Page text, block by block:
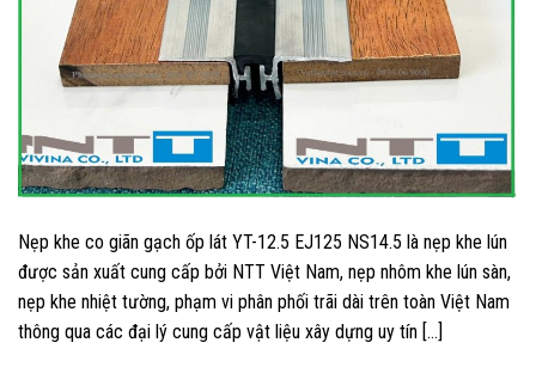
Nẹp khe co giãn gạch ốp lát YT-12.5 EJ125 NS14.5 là nẹp khe lún
được sản xuất cung cấp bởi NTT Việt Nam, nẹp nhôm khe lún sàn,
nẹp khe nhiệt tường, phạm vi phân phối trãi dài trên toàn Việt Nam
thông qua các đại lý cung cấp vật liệu xây dựng uy tín […]